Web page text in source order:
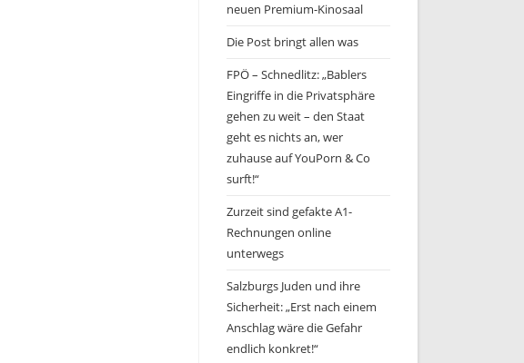
neuen Premium-Kinosaal
Die Post bringt allen was
FPÖ – Schnedlitz: „Bablers
Eingriffe in die Privatsphäre
gehen zu weit – den Staat
geht es nichts an, wer
zuhause auf YouPorn & Co
surft!“
Zurzeit sind gefakte A1-
Rechnungen online
unterwegs
Salzburgs Juden und ihre
Sicherheit: „Erst nach einem
Anschlag wäre die Gefahr
endlich konkret!“